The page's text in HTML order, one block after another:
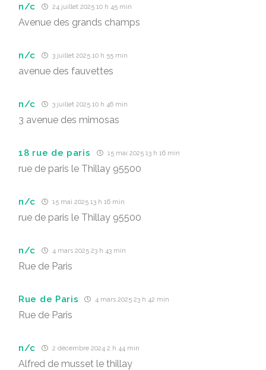
n/c 24 juillet 2025 10 h 45 min
Avenue des grands champs
n/c 3 juillet 2025 10 h 55 min
avenue des fauvettes
n/c 3 juillet 2025 10 h 46 min
3 avenue des mimosas
18 rue de paris 15 mai 2025 13 h 16 min
rue de paris le Thillay 95500
n/c 15 mai 2025 13 h 16 min
rue de paris le Thillay 95500
n/c 4 mars 2025 23 h 43 min
Rue de Paris
Rue de Paris 4 mars 2025 23 h 42 min
Rue de Paris
n/c 2 décembre 2024 2 h 44 min
Alfred de musset le thillay